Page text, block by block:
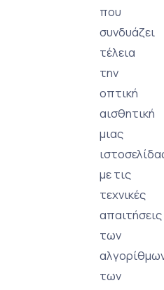
που
συνδυάζει
τέλεια
την
οπτική
αισθητική
μιας
με τις
τεχνικές
απαιτήσεις
των
των